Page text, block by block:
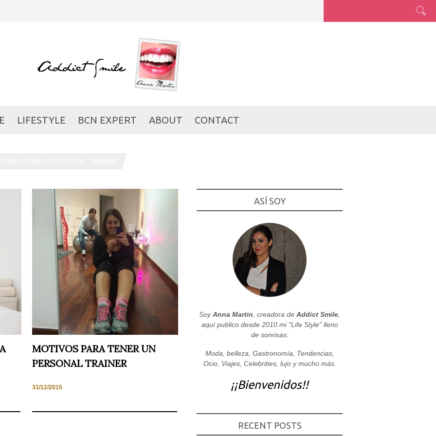
LIFESTYLE BCN EXPERT ABOUT CONTACT
MOTIVOS PARA TENER UN
PERSONAL TRAINER
31/12/2015
ASÍ SOY
SoyAnna Martin , creadora de Addict Smile
aquí publico desde 2010 mi "Life Style" lleno
de sonrisas:
Moda, belleza, Gastronomía, Tendencias,
Ocio, Viajes, Celebrities, lujo y mucho más.
¡¡Bienvenidos!!
RECENT POSTS